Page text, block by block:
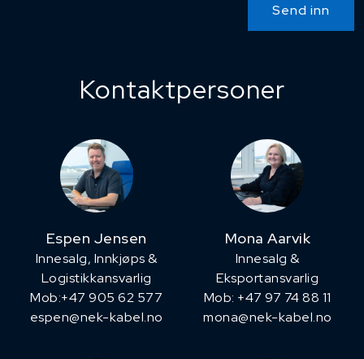
Send inn
Kontaktpersoner
Espen Jensen
Innesalg, ​Innkjøps &
Logistikkansvarlig
Mob:+47 905 62 577
espen@nek-kabel.no
Mona Aarvik
Innesalg &
Eksportansvarlig
Mob: +47 97 74 88 11
mona@nek-kabel.no